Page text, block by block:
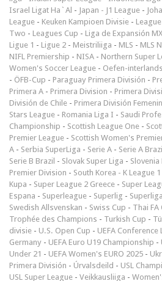
Israel Ligat Ha`Al - Japan - J1 League -
League - Keuken Kampioen Divisie -
Two - Leagues Cup - Liga de Expansión MX
Ligue 1 - Ligue 2 - Meistriliiga - MLS - MLS
NIFL Premiership - NISA - Northern Super
Women's Soccer League - Oefen-interlands
- ÖFB-Cup - Paraguay Primera División -
Primera A - Primera Division - Primera
División de Chile - Primera División
Stars League - Romania Liga I - Saudi
Championship - Scottish League One -
Premier League - Scottish Women's
A - Serbia SuperLiga - Serie A - Serie A
Serie B Brazil - Slovak Super Liga - Slovenia
Premier Division - South Korea - K League 1
Kupa - Super League 2 Greece - Super
Espana - Superleague - Superlig - Superliga
Swedish Allsvenskan - Swiss Cup - Thai FA
Trophée des Champions - Turkish Cup -
divisie - U.S. Open Cup - UEFA Conference
Germany - UEFA Euro U19 Championship -
Under 21 - UEFA Women's EURO 2025 -
Primera División - Úrvalsdeild - USL
USL Super League - Veikkausliiga -